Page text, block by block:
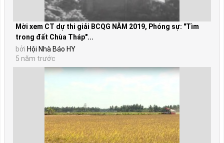
Mời xem CT dự thi giải BCQG NĂM 2019, Phóng sự: "Tìm
trong đất Chùa Tháp"...
bởi Hội Nhà Báo HY
5 năm trước